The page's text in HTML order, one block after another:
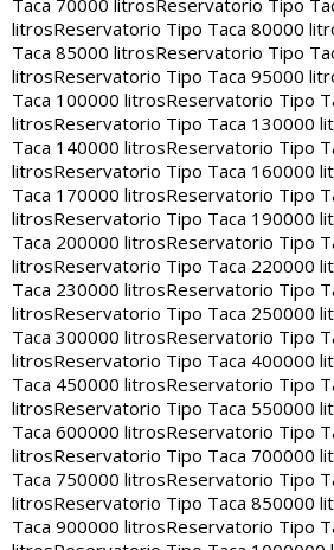
Taca 70000 litros Reservatorio Tipo
litrosReservatorio Tipo Taca 80000
Taca 85000 litrosReservatorio Tipo
litrosReservatorio Tipo Taca 95000
Taca 100000 litrosReservatorio Tipo
litrosReservatorio Tipo Taca 130000
Taca 140000 litrosReservatorio Tipo
litrosReservatorio Tipo Taca 160000
Taca 170000 litrosReservatorio Tipo
litrosReservatorio Tipo Taca 190000
Taca 200000 litrosReservatorio Tipo
litrosReservatorio Tipo Taca 220000
Taca 230000 litrosReservatorio Tipo
litrosReservatorio Tipo Taca 250000
Taca 300000 litrosReservatorio Tipo
litrosReservatorio Tipo Taca 400000
Taca 450000 litrosReservatorio Tipo
litrosReservatorio Tipo Taca 550000
Taca 600000 litrosReservatorio Tipo
litrosReservatorio Tipo Taca 700000
Taca 750000 litrosReservatorio Tipo
litrosReservatorio Tipo Taca 850000
Taca 900000 litrosReservatorio Tipo